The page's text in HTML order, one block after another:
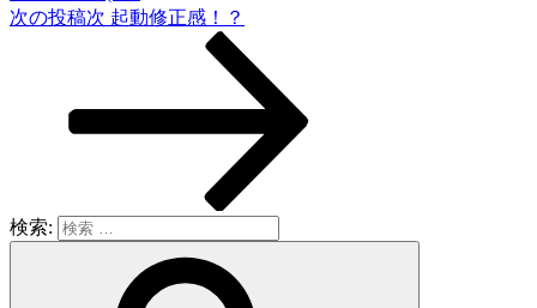
次の投稿次 起動修正感！？
検索: